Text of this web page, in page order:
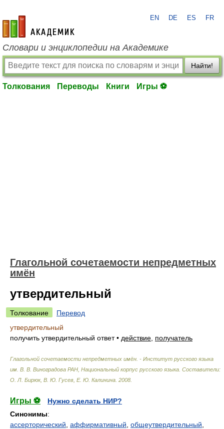
academic.ru
EN DE ES FR
Словари и энциклопедии на Академике
Найти!
Толкования Переводы Книги Игры ⚽
Глагольной сочетаемости непредметных
имён
утвердительный
Толкование
Перевод
утвердительный
получить утвердительный ответ• действие получатель
Глагольной сочетаемости непредметных имён. - Институт русского языка
им. В. В. Виноградова РАН, Национальный корпус русского языка Составители:
О. Л. Бирюк, В. Ю. Гусев, Е. Ю. Калинина 2008
Игры ⚽
Нужно сделать НИР?
Синонимы:
ассерторический аффирмативный общеутвердительный